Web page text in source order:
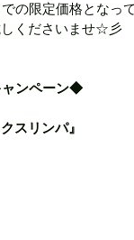
定休日のお知らせ
の限定価格となっ
くださいませ☆彡
ンペーン◆
スリンパ』